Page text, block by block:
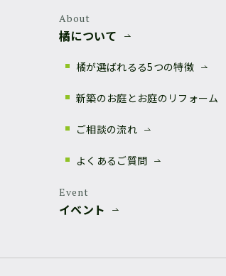
About
橘について
橘が選ばれるる5つの特徴
新築のお庭と お庭のリフォーム
ご相談の流れ
よくあるご質問
Event
イベント